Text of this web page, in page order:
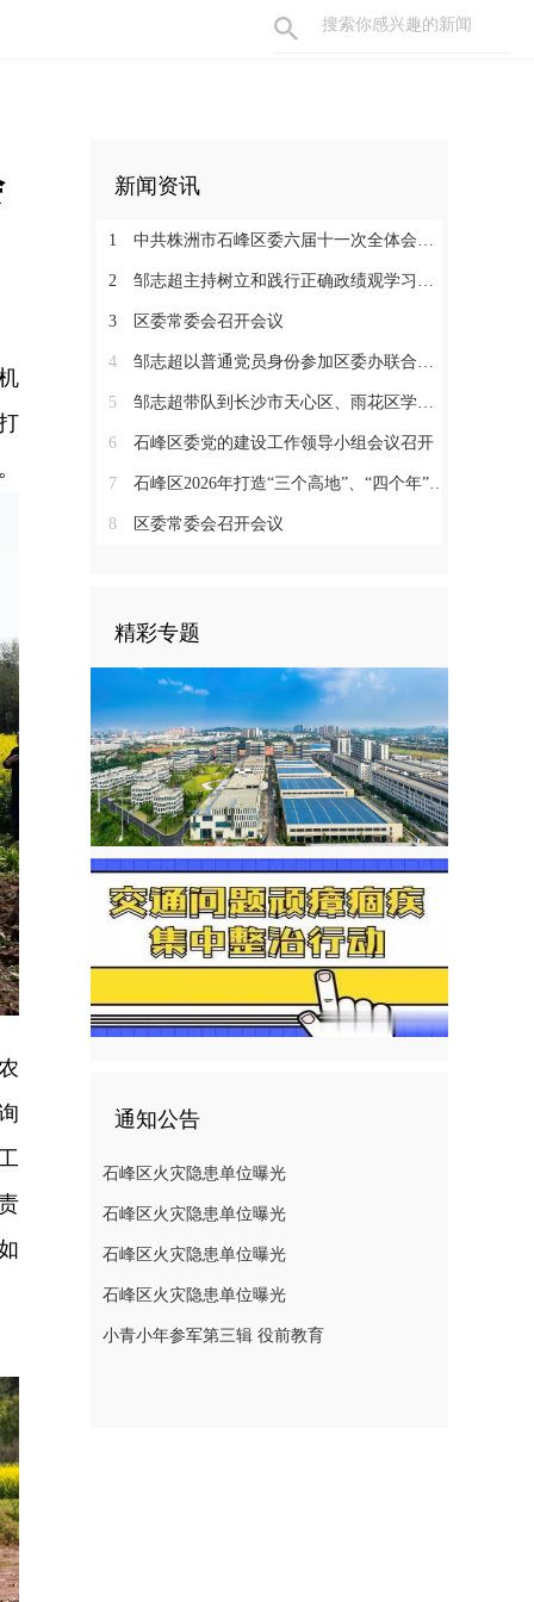
新闻资讯
1 中共株洲市石峰区委六届十一次全体会议召开
2 邹志超主持树立和践行正确政绩观学习教育读书班暨区委理论学习中心组（扩大）2026年第3次集体学习
3 区委常委会召开会议
4 邹志超以普通党员身份参加区委办联合党支部组织生活会
5 邹志超带队到长沙市天心区、雨花区学习考察
6 石峰区委党的建设工作领导小组会议召开
7 石峰区2026年打造“三个高地”、“四个年”活动动员暨促进民营经济发展大会召开
8 区委常委会召开会议
精彩专题
通知公告
石峰区火灾隐患单位曝光
石峰区火灾隐患单位曝光
石峰区火灾隐患单位曝光
石峰区火灾隐患单位曝光
小青小年参军第三辑 役前教育